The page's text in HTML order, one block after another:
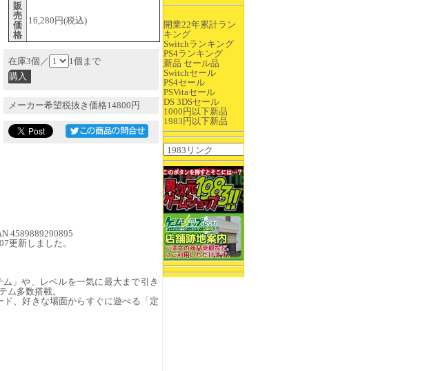
開業22年累計ラン
キング
Switchランキング
PS4ランキング
新品 セール品
Switchセール
PS4セール
PSVitaセール
DS 3DSセール
1000円以下新品
1983円以下新品
販
売
価
格
16,280円(税込)
在庫3個／ 1個まで
メーカー希望税抜き価格14800円
4589889290895
更新しました。
」や、レベルを一気に最大まで引き
ム多数搭載。
、好きな場面からすぐに遊べる「定